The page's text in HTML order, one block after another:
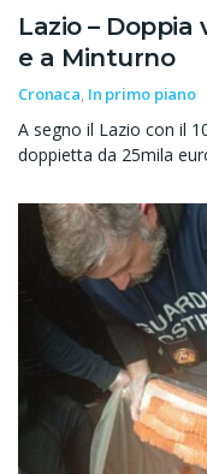
Lazio –
e a Minturno
Cronaca, In primo piano
A segno il Lazio con il
doppietta da 25mila